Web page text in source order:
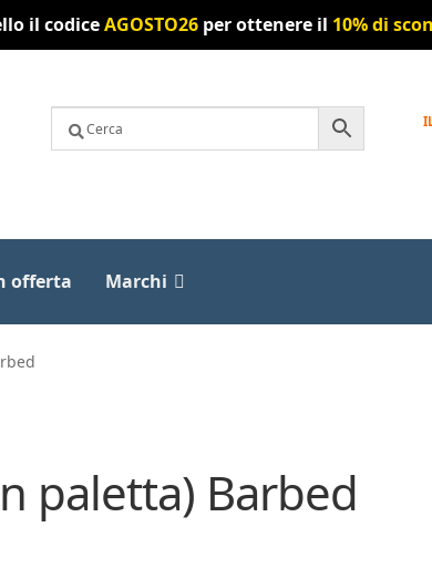
il codiceAGOSTO26per ottenere il 10% di
offerta Marchi
paletta) Barbed